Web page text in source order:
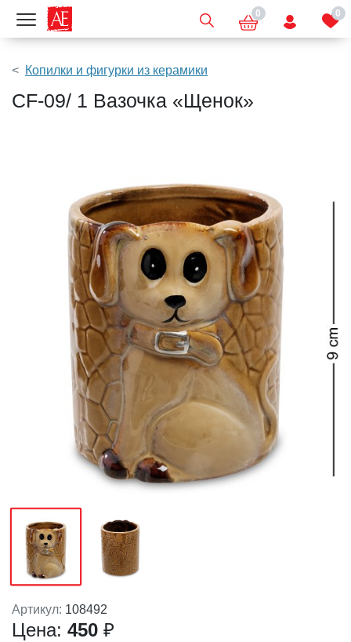
Показать меню 0 0
Копилки и фигурки из керамики
CF-09/ 1 Вазочка «Щенок»
Артикул: 108492
Цена: 450 ₽